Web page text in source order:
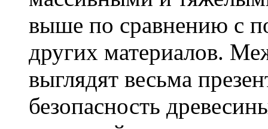
выше по сравнению с
других материалов.
выглядят весьма
безопасность